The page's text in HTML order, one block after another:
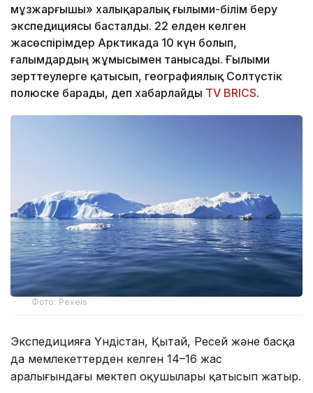
мұзжарғышы» халықаралық ғылыми-білім беру
экспедициясы басталды. 22 елден келген
жасөспірімдер Арктикада 10 күн болып,
ғалымдардың жұмысымен танысады. Ғылыми
зерттеулерге қатысып, географиялық Солтүстік
полюске барады, деп хабарлайды TV BRICS.
Фото: Pexels
Экспедицияға Үндістан, Қытай, Ресей және басқа
да мемлекеттерден келген 14–16 жас
аралығындағы мектеп оқушылары қатысып жатыр.